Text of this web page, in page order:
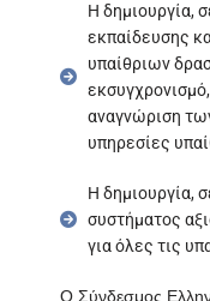
Η δημιουργία,
εκπαίδευσης
υπαίθριων
αναγνώριση
υπηρεσίες
Η δημιουργία,
συστήματος
για όλες τις
Ο Σύνδεσμος